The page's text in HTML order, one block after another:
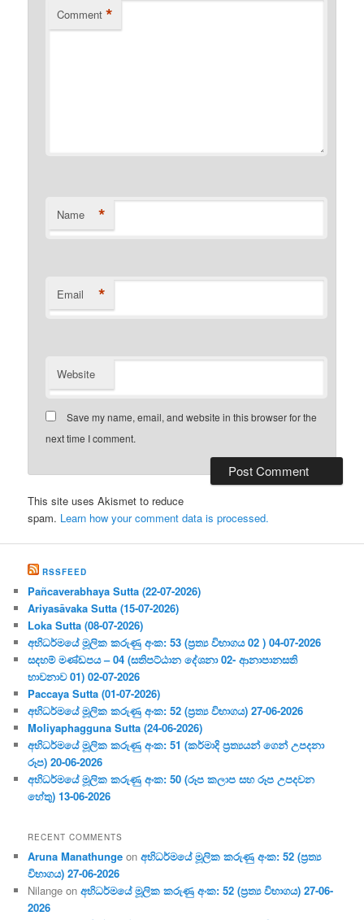
Comment *
Name *
Email *
Website
Save my name, email, and website in this browser for the
next time I comment.
This site uses Akismet to reduce
spam. Learn how your comment data is processed.
RSSFEED
Pañcaverabhaya Sutta (22-07-2026)
Ariyasāvaka Sutta (15-07-2026)
Loka Sutta (08-07-2026)
අභිධර්මයේ මූලික කරුණු අංක: 53 (ප්‍ර‍ත්‍ය විභාගය 02 ) 04-07-2026
සදහම් මණ්ඩපය – 04 (සතිපට්ඨාන දේශනා 02- ආනාපානසති
භාවනාව 01) 02-07-2026
Paccaya Sutta (01-07-2026)
අභිධර්මයේ මූලික කරුණු අංක: 52 (ප්‍ර‍ත්‍ය විභාගය) 27-06-2026
Moliyaphagguna Sutta (24-06-2026)
අභිධර්මයේ මූලික කරුණු අංක: 51 (කර්මාදි ප්‍ර‍ත්‍යයන් ගෙන් උපදනා
රූප) 20-06-2026
අභිධර්මයේ මූලික කරුණු අංක: 50 (රූප කලාප සහ රූප උපදවන
හේතු) 13-06-2026
RECENT COMMENTS
Aruna Manathunge onඅභිධර්මයේ මූලික කරුණු අංක: 52 (ප්‍ර‍ත්‍ය
විභාගය) 27-06-2026
Nilange onඅභිධර්මයේ මූලික කරුණු අංක: 52 (ප්‍ර‍ත්‍ය විභාගය) 27-06-
2026